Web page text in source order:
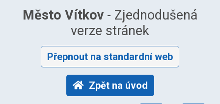
Město Vítkov - Zjednodušená
verze stránek
Přepnout na standardní web
Zpět na úvod